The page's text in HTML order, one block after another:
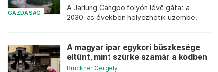
GAZDASÁG
A Jarlung Cangpo folyón lévő gátat a
2030-as években helyezhetik üzembe.
A magyar ipar egykori büszkesége
eltűnt, mint szürke szamár a ködben
Brückner Gergely